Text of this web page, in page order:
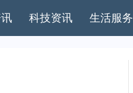
科技资讯 生活服务